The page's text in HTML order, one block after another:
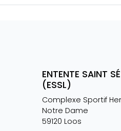
ENTENTE SAINT
(ESSL)
Complexe Sportif
Notre Dame
59120 Loos